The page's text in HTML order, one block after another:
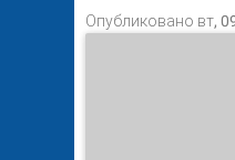
Опубликовано вт,